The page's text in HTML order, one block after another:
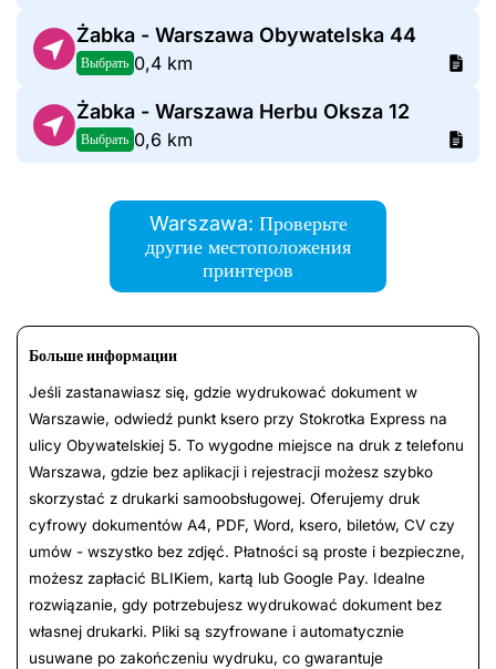
Żabka - Warszawa Obywatelska 44
Выбрать 0,4 km
Żabka - Warszawa Herbu Oksza 12
Выбрать 0,6 km
Warszawa: Проверьте
другие местоположения
принтеров
Больше информации
Jeśli zastanawiasz się, gdzie wydrukować dokument w
Warszawie, odwiedź punkt ksero przy Stokrotka Express na
ulicy Obywatelskiej 5. To wygodne miejsce na druk z telefonu
Warszawa, gdzie bez aplikacji i rejestracji możesz szybko
skorzystać z drukarki samoobsługowej. Oferujemy druk
cyfrowy dokumentów A4, PDF, Word, ksero, biletów, CV czy
umów - wszystko bez zdjęć. Płatności są proste i bezpieczne,
możesz zapłacić BLIKiem, kartą lub Google Pay. Idealne
rozwiązanie, gdy potrzebujesz wydrukować dokument bez
własnej drukarki. Pliki są szyfrowane i automatycznie
usuwane po zakończeniu wydruku, co gwarantuje